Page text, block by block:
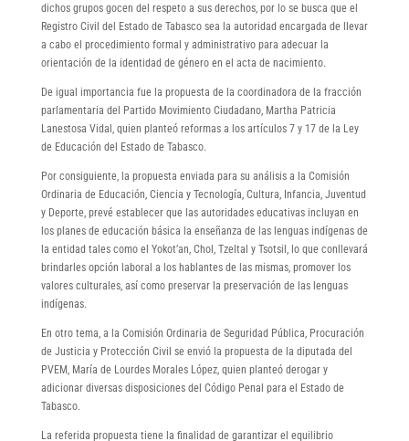
dichos grupos gocen del respeto a sus derechos, por lo se busca que el
Registro Civil del Estado de Tabasco sea la autoridad encargada de llevar
a cabo el procedimiento formal y administrativo para adecuar la
orientación de la identidad de género en el acta de nacimiento.
De igual importancia fue la propuesta de la coordinadora de la fracción
parlamentaria del Partido Movimiento Ciudadano, Martha Patricia
Lanestosa Vidal, quien planteó reformas a los artículos 7 y 17 de la Ley
de Educación del Estado de Tabasco.
Por consiguiente, la propuesta enviada para su análisis a la Comisión
Ordinaria de Educación, Ciencia y Tecnología, Cultura, Infancia, Juventud
y Deporte, prevé establecer que las autoridades educativas incluyan en
los planes de educación básica la enseñanza de las lenguas indígenas de
la entidad tales como el Yokot’an, Chol, Tzeltal y Tsotsil, lo que conllevará
brindarles opción laboral a los hablantes de las mismas, promover los
valores culturales, así como preservar la preservación de las lenguas
indígenas.
En otro tema, a la Comisión Ordinaria de Seguridad Pública, Procuración
de Justicia y Protección Civil se envió la propuesta de la diputada del
PVEM, María de Lourdes Morales López, quien planteó derogar y
adicionar diversas disposiciones del Código Penal para el Estado de
Tabasco.
La referida propuesta tiene la finalidad de garantizar el equilibrio